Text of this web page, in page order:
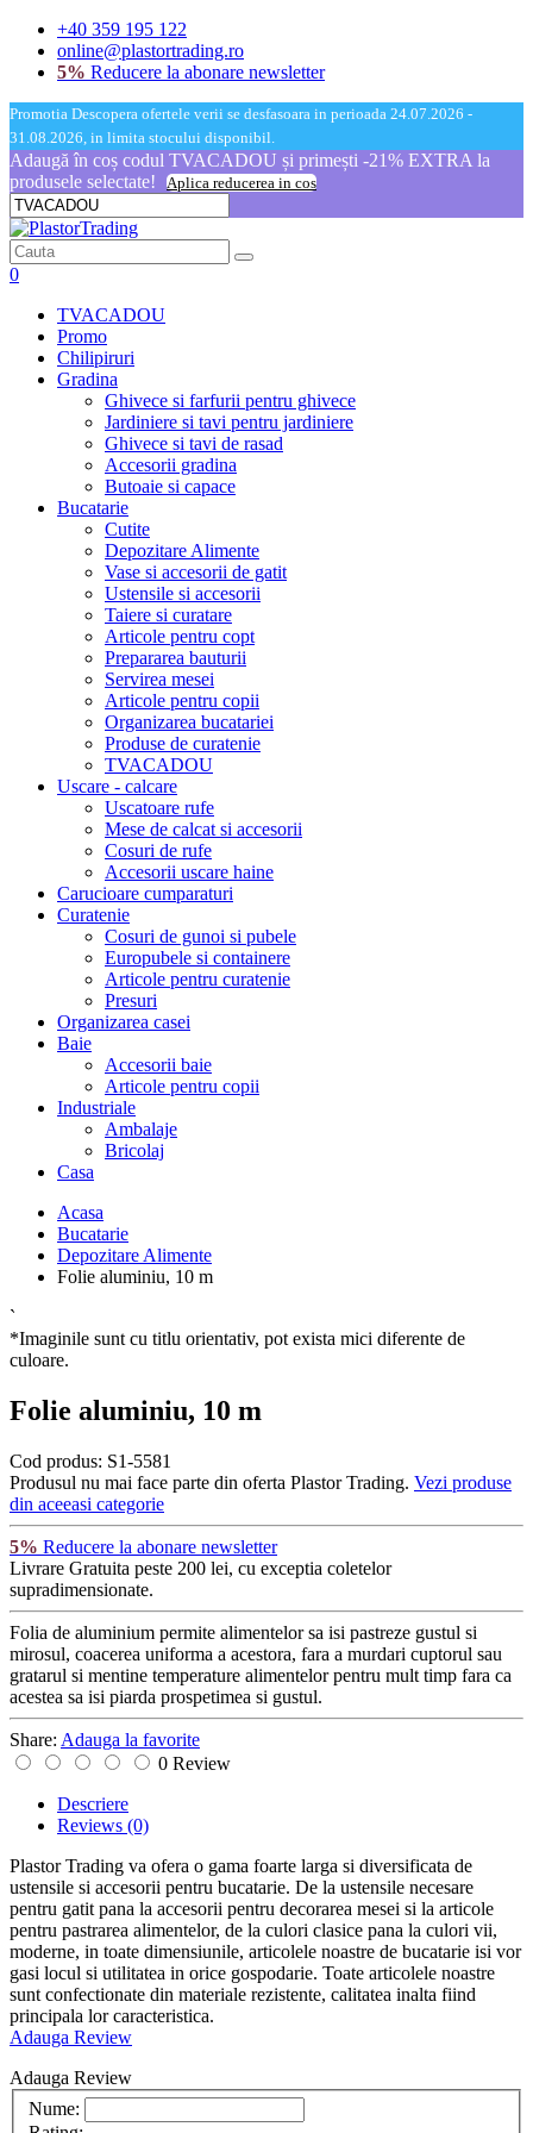
+40 359 195 122
online@plastortrading.ro
5% Reducere la abonare newsletter
Promotia Descopera ofertele verii se desfasoara in perioada 24.07.2026 -
31.08.2026, in limita stocului disponibil.
Adaugă în coș codul TVACADOU și primești -21% EXTRA la
produsele selectate!
Aplica reducerea in cos
0
TVACADOU
Promo
Chilipiruri
Gradina
Ghivece si farfurii pentru ghivece
Jardiniere si tavi pentru jardiniere
Ghivece si tavi de rasad
Accesorii gradina
Butoaie si capace
Bucatarie
Cutite
Depozitare Alimente
Vase si accesorii de gatit
Ustensile si accesorii
Taiere si curatare
Articole pentru copt
Prepararea bauturii
Servirea mesei
Articole pentru copii
Organizarea bucatariei
Produse de curatenie
TVACADOU
Uscare - calcare
Uscatoare rufe
Mese de calcat si accesorii
Cosuri de rufe
Accesorii uscare haine
Carucioare cumparaturi
Curatenie
Cosuri de gunoi si pubele
Europubele si containere
Articole pentru curatenie
Presuri
Organizarea casei
Baie
Accesorii baie
Articole pentru copii
Industriale
Ambalaje
Bricolaj
Casa
Acasa
Bucatarie
Depozitare Alimente
Folie aluminiu, 10 m
`
*Imaginile sunt cu titlu orientativ, pot exista mici diferente de
culoare.
Folie aluminiu, 10 m
Cod produs: S1-5581
Produsul nu mai face parte din oferta Plastor Trading. Vezi produse
din aceeasi categorie
5% Reducere la abonare newsletter
Livrare Gratuita peste 200 lei, cu exceptia coletelor
supradimensionate.
Folia de aluminium permite alimentelor sa isi pastreze gustul si
mirosul, coacerea uniforma a acestora, fara a murdari cuptorul sau
gratarul si mentine temperature alimentelor pentru mult timp fara ca
acestea sa isi piarda prospetimea si gustul.
Share: Adauga la favorite
0 Review
Descriere
Reviews (0)
Plastor Trading va ofera o gama foarte larga si diversificata de
ustensile si accesorii pentru bucatarie. De la ustensile necesare
pentru gatit pana la accesorii pentru decorarea mesei si la articole
pentru pastrarea alimentelor, de la culori clasice pana la culori vii,
moderne, in toate dimensiunile, articolele noastre de bucatarie isi vor
gasi locul si utilitatea in orice gospodarie. Toate articolele noastre
sunt confectionate din materiale rezistente, calitatea inalta fiind
principala lor caracteristica.
Adauga Review
Adauga Review
Nume: